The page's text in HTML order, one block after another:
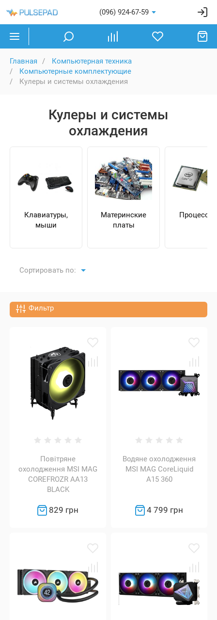
(096) 924-67-59
Главная
Компьютерная техника
Компьютерные комплектующие
Кулеры и системы охлаждения
Кулеры и системы
охлаждения
Клавиатуры,
мыши
Материнские
платы
Сортировать по:
Фильтр
Повітряне
охолодження MSI MAG
COREFROZR AA13
BLACK
829 грн
Водяне охолодження
MSI MAG CoreLiquid
A15 360
4 799 грн